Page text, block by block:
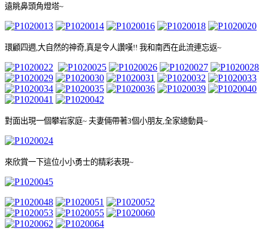
遠眺鼻頭角燈塔~
環顧四週 大自然的神奇 真是令人讚嘆!! 我和南西在此流連忘返~
對面出現一個攀岩家庭~ 夫妻倆帶著3個小朋友 全家總動員~
來欣賞一下這位小小勇士的精彩表現~